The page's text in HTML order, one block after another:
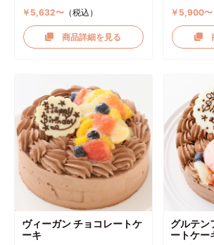
￥5,632〜（税込）
商品詳細を見る
￥5,900〜
商
ヴィーガン チョコレートケ
ーキ
グルテ
ートケー